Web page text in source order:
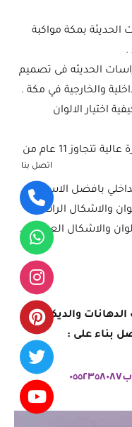
الحديثة بمكة مواكبة
.
الحديثه فى تصميم
والخارجية في مكة .
اختيار الالوان
يقوم بدهن الحوائط بمهارة وخبرة عالية تتجاوز 11 عام من
بافضل الاسعار .
والاشكال الرائعة .
والاشكال العصرية .
والديكورات
بناء على :
اتصل بنا